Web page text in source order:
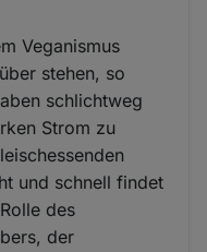
Veganismus
stehen, so
schlichtweg
Strom zu
und schnell findet
des
der